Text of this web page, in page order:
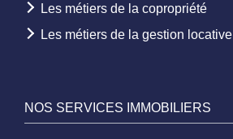
Les métiers de la copropriété
Les métiers de la gestion locative
NOS SERVICES IMMOBILIERS